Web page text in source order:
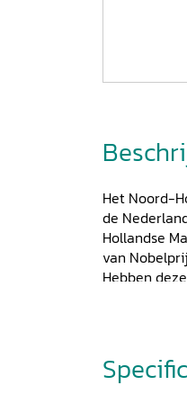
Het Noord-
de
Hollandse
van
Hebben
zijn
Noord-
collectie en